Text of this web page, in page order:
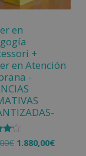
en
+
en Atención
-
€ 1.880,00€